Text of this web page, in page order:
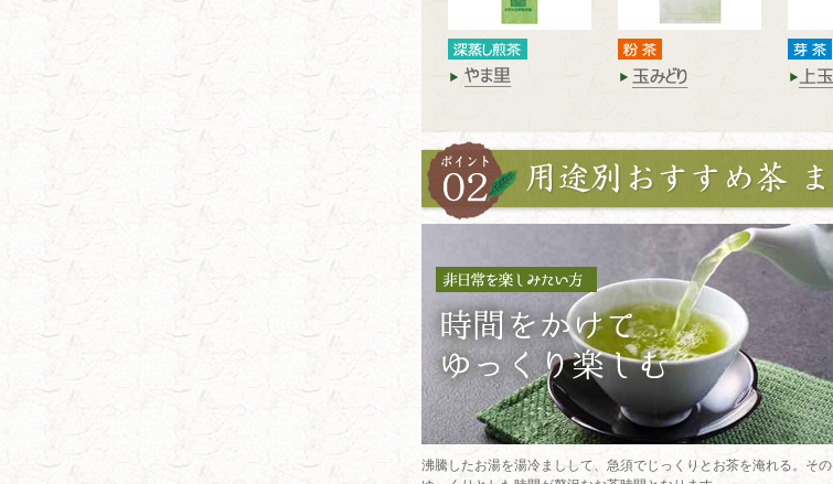
沸騰したお湯を湯冷ましして、急須でじっくりとお茶を淹れる。その